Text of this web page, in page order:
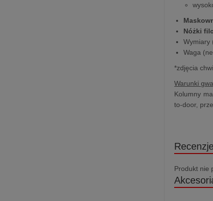
Nóżki
Wymiary
Waga
*zdjęcia
Warunki
Kolumny
to-door,
Recenzje
Produkt nie